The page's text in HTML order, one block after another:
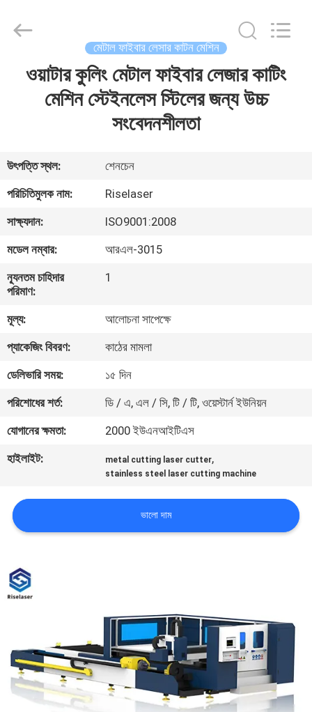
বাড়ি
ভিআর
শো
আমাদের
সম্পর্কে
ভ্রমণ
মান
নিয়ন্ত্রণ
যোগাযোগ
করুন
উদ্ধৃতির
জন্য
РУССКИЙ
সাইট
ম্যাপ
Technology
Reserved.
মেটাল ফাইবার লেসার কাটন মেশিন
ওয়াটার কুলিং মেটাল ফাইবার লেজার কাটিং
মেশিন স্টেইনলেস স্টিলের জন্য উচ্চ
সংবেদনশীলতা
উৎপত্তি স্থল:
শেনচেন
পরিচিতিমুলক নাম:
Riselaser
সাক্ষ্যদান:
ISO9001:2008
মডেল নম্বার:
আরএল-3015
ন্যূনতম চাহিদার
পরিমাণ:
1
মূল্য:
আলোচনা সাপেক্ষে
প্যাকেজিং বিবরণ:
কাঠের মামলা
ডেলিভারি সময়:
১৫ দিন
পরিশোধের শর্ত:
ডি / এ, এল / সি, টি / টি, ওয়েস্টার্ন ইউনিয়ন
যোগানের ক্ষমতা:
2000 ইউএনআইটিএস
হাইলাইট:
metal cutting laser cutter,
stainless steel laser cutting machine
ভালো দাম